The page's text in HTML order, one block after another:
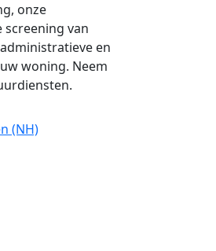
onze
screening van
en
woning. Neem
(NH)